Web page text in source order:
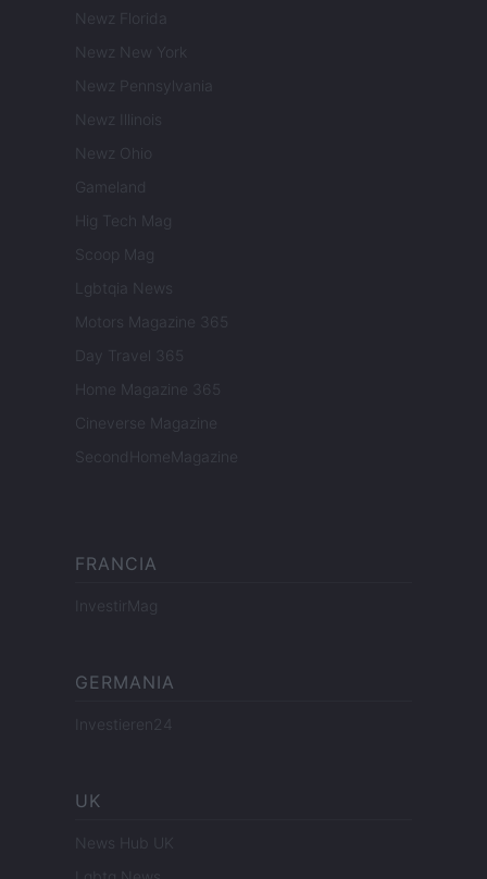
Newz Florida
Newz New York
Newz Pennsylvania
Newz Illinois
Newz Ohio
Gameland
Hig Tech Mag
Scoop Mag
Lgbtqia News
Motors Magazine 365
Day Travel 365
Home Magazine 365
Cineverse Magazine
SecondHomeMagazine
FRANCIA
InvestirMag
GERMANIA
Investieren24
UK
News Hub UK